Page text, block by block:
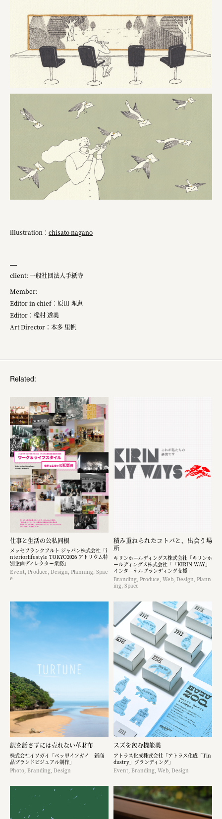
illustration： chisato nagano
client: 一般社団法人手紙寺
Member:
Editor in chief：原田 理恵
Editor：櫟村 透美
Art Director：本多 里帆
Related:
仕事と生活の公私同根
メッセフランクフルト ジャパン株式会社「i
nteriorlifestyle TOKYO2026 アトリウム特
別企画ディレクター業務」
Event, Produce, Design, Planning, Spac
e
積み重ねられたコトバと、出会う場
所
キリンホールディングス株式会社「キリンホ
ールディングス株式会社「「KIRIN WAY」
インターナルブランディング支援」」
Branding, Produce, Web, Design, Plann
ing, Space
訳を話さずには売れない革財布
株式会社イソガイ「ベッ甲イソガイ 新商
品ブランドビジュアル制作」
Photo, Branding, Design
スズを包む機能美
アトラス化成株式会社「アトラス化成「Tin
dustry」ブランディング」
Event, Branding, Web, Design